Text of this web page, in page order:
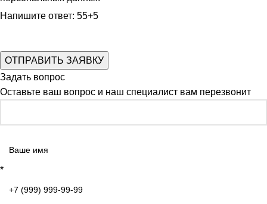
Напишите ответ: 55+5
Задать вопрос
Оставьте ваш вопрос и наш специалист вам перезвонит
*